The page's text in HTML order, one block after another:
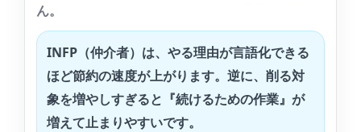
ん。
INFP（仲介者）は、やる理由が言語化できる
ほど節約の速度が上がります。逆に、削る対
象を増やしすぎると『続けるための作業』が
増えて止まりやすいです。